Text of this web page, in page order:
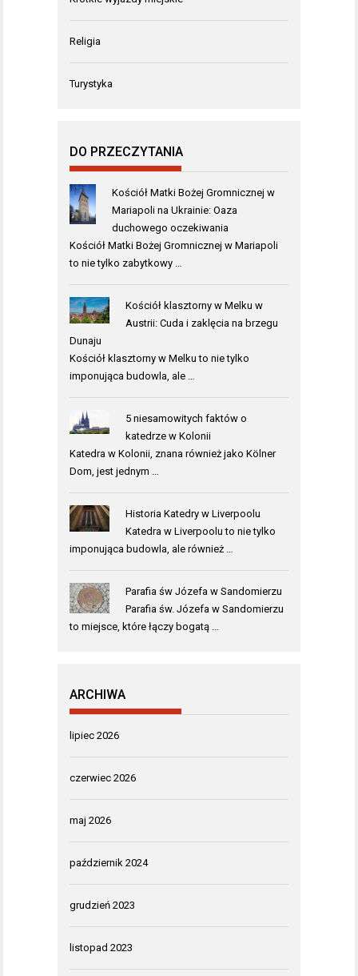
Religia
Turystyka
DO PRZECZYTANIA
Kościół Matki Bożej Gromnicznej w
Mariapoli na Ukrainie: Oaza
duchowego oczekiwania
Kościół Matki Bożej Gromnicznej w Mariapoli
to nie tylko zabytkowy …
Kościół klasztorny w Melku w
Austrii: Cuda i zaklęcia na brzegu
Dunaju
Kościół klasztorny w Melku to nie tylko
imponująca budowla, ale …
5 niesamowitych faktów o
katedrze w Kolonii
Katedra w Kolonii, znana również jako Kölner
Dom, jest jednym …
Historia Katedry w Liverpoolu
Katedra w Liverpoolu to nie tylko
imponująca budowla, ale również …
Parafia św Józefa w Sandomierzu
Parafia św. Józefa w Sandomierzu
to miejsce, które łączy bogatą …
ARCHIWA
lipiec 2026
czerwiec 2026
maj 2026
październik 2024
grudzień 2023
listopad 2023